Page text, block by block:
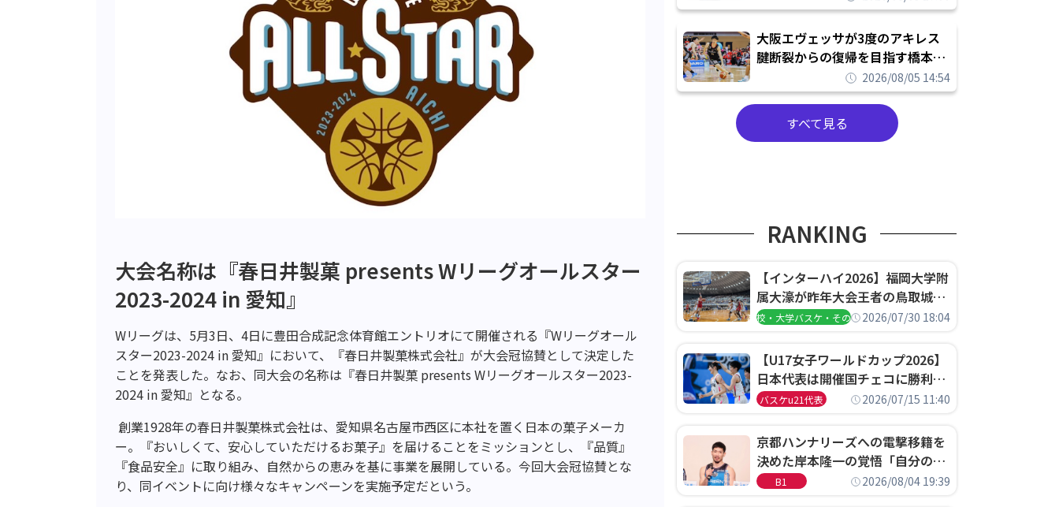
大会名称は『春日井製菓 presents Wリーグオールスター
2023-2024 in 愛知』
Wリーグは、5月3日、4日に豊田合成記念体育館エントリオにて開催される『Wリーグオール
スター2023-2024 in 愛知』において、『春日井製菓株式会社』が大会冠協賛として決定した
ことを発表した。なお、同大会の名称は『春日井製菓 presents Wリーグオールスター2023-
2024 in 愛知』となる。
創業1928年の春日井製菓株式会社は、愛知県名古屋市西区に本社を置く日本の菓子メーカ
ー。『おいしくて、安心していただけるお菓子』を届けることをミッションとし、『品質』
『食品安全』に取り組み、自然からの恵みを基に事業を展開している。今回大会冠協賛とな
り、同イベントに向け様々なキャンペーンを実施予定だという。
んなが誇りに思えるチームにして
いく」
大阪エヴェッサが3度のアキレス
腱断裂からの復帰を目指す橋本拓
哉と契約を締結「もう一度コート
に立ちたい」
2026/08/05 14:54
すべて見る
RANKING
【インターハイ2026】福岡大学附
属大濠が昨年大会王者の鳥取城北
を撃破、大阪薫英女学院は岐阜女
高校・大学バスケ・その他2026/07/30 18:04
【U17女子ワールドカップ2026】
日本代表は開催国チェコに勝利し
て予選グループ3連勝で首位通
決定
バスケu21代表 2026/07/15 11:40
京都ハンナリーズへの電撃移籍を
決めた岸本隆一の覚悟「自分のエ
ゴというちっぽけなことのため
B1 2026/08/04 19:39